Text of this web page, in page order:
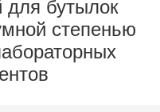
для бутылок
степенью